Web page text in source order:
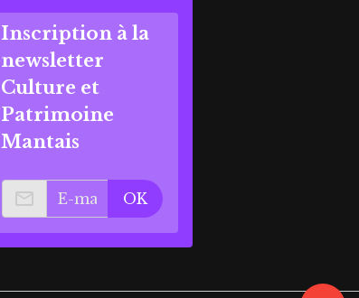
Inscription à la
newsletter
Culture et
Patrimoine
Mantais
OK